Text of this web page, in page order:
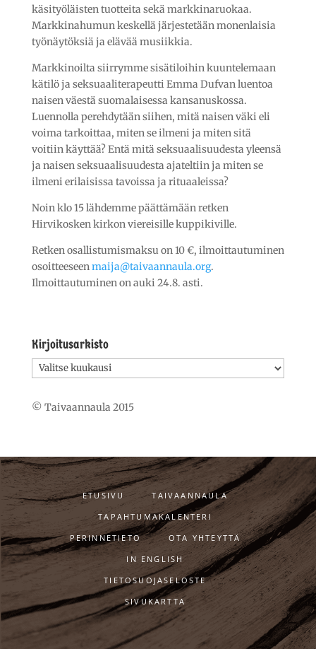
käsityöläisten tuotteita sekä markkinaruokaa.
Markkinahumun keskellä järjestetään monenlaisia
työnäytöksiä ja elävää musiikkia.
Markkinoilta siirrymme sisätiloihin kuuntelemaan
kätilö ja seksuaaliterapeutti Emma Dufvan luentoa
naisen väestä suomalaisessa kansanuskossa.
Luennolla perehdytään siihen, mitä naisen väki eli
voima tarkoittaa, miten se ilmeni ja miten sitä
voitiin käyttää? Entä mitä seksuaalisuudesta yleensä
ja naisen seksuaalisuudesta ajateltiin ja miten se
ilmeni erilaisissa tavoissa ja rituaaleissa?
Noin klo 15 lähdemme päättämään retken
Hirvikosken kirkon viereisille kuppikiville.
Retken osallistumismaksu on 10 €, ilmoittautuminen
osoitteeseenmaija@taivaannaula.org.
Ilmoittautuminen on auki 24.8. asti.
Kirjoitusarkisto
Kirjoitusarkisto
© Taivaannaula 2015
ETUSIVU
TAIVAANNAULA
TAPAHTUMAKALENTERI
PERINNETIETO
OTA YHTEYTTÄ
IN ENGLISH
TIETOSUOJASELOSTE
SIVUKARTTA